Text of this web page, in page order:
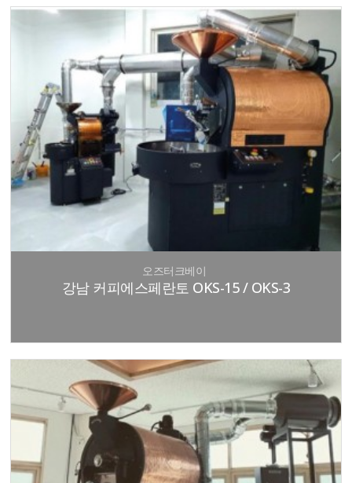
오즈터크베이
강남 커피에스페란토 OKS-15 / OKS-3